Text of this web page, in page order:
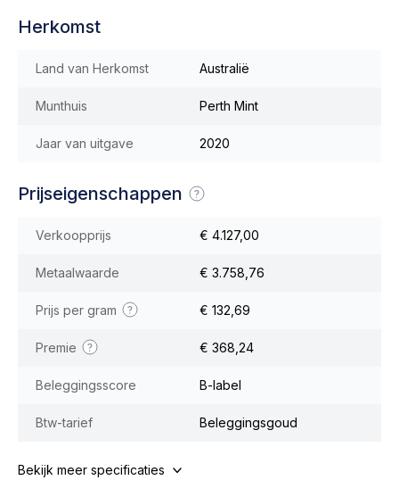
Herkomst
Land van Herkomst Australië
Munthuis Perth Mint
Jaar van uitgave 2020
Prijseigenschappen
Verkoopprijs € 4.127,00
Metaalwaarde € 3.758,76
Prijs per gram € 132,69
Premie € 368,24
Beleggingsscore B-label
Btw-tarief Beleggingsgoud
Bekijk meer specificaties